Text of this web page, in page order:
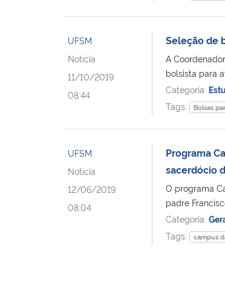
UFSM
Notícia
11/10/2019
08:44
Seleção de
A
bolsista para
Categoria:
Tags:
Bolsas
UFSM
Notícia
12/06/2019
08:04
Programa
sacerdócio
O programa
padre
Categoria:
Tags:
campus